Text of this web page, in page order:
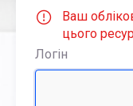
Ваш
цього
Логін